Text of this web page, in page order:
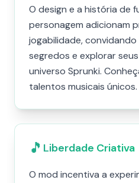
O design e a história de
personagem adicionam
jogabilidade,
segredos e explorar
universo Sprunki.
talentos musicais únicos.
🎵 Liberdade Criativa
O mod incentiva a